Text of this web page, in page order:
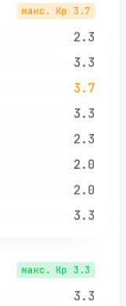
макс. Kp 3.7
2.3
3.3
3.7
3.3
2.3
2.0
2.0
3.3
макс. Kp 3.3
3.3